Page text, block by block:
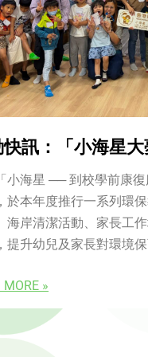
快訊：「小海星
小海星 ── 到校學前康
於本年度推行一系列環
海岸清潔活動、家長工
提升幼兒及家長對環境
MORE »